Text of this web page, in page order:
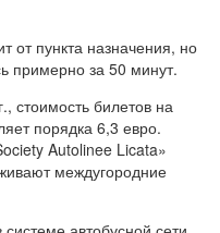
от пункта назначения, но
примерно за 50 минут.
стоимость билетов на
порядка 6,3 евро.
Autolinee Licata»
междугородние